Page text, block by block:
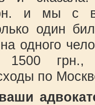
и мы с
один
одного
грн.,
по